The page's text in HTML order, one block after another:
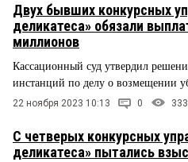
Двух бывших конкурсных
деликатеса» обязали
миллионов
Кассационный суд утвердил
инстанций по делу о возмещении
22 ноября 2023 10:13 0
С четверых конкурсных
деликатеса» пытались